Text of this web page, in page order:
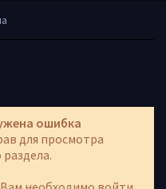
ошибка
для просмотра